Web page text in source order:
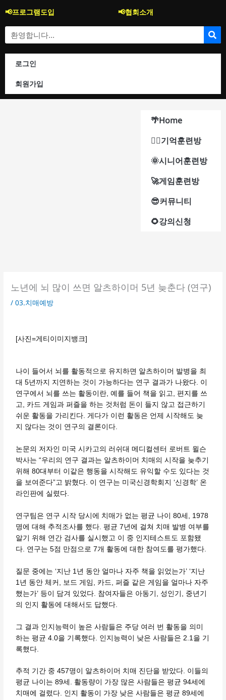
텐
츠
📢프로그램도입
📢협회소개
Search
로그인
회원가입
🌴Home
🐱‍🚀기억훈련방
🌞시니어훈련방
🚀게임훈련방
😎커뮤니티
🌻강의신청
노년에 뇌 많이 쓰면 알츠하이머 5년 늦춘다 (연구)
/03.치매예방
[사진=게티이미지뱅크]
나이 들어서 뇌를 활동적으로 유지하면 알츠하이머 발병을 최
대 5년까지 지연하는 것이 가능하다는 연구 결과가 나왔다. 이
연구에서 뇌를 쓰는 활동이란, 예를 들어 책을 읽고, 편지를 쓰
고, 카드 게임과 퍼즐을 하는 것처럼 돈이 들지 않고 접근하기
쉬운 활동을 가리킨다. 게다가 이런 활동은 언제 시작해도 늦
지 않다는 것이 연구의 결론이다.
논문의 저자인 미국 시카고의 러쉬대 메디컬센터 로버트 윌슨
박사는 “우리의 연구 결과는 알츠하이머 치매의 시작을 늦추기
위해 80대부터 이같은 행동을 시작해도 유익할 수도 있다는 것
을 보여준다”고 밝혔다. 이 연구는 미국신경학회지 ‘신경학’ 온
라인판에 실렸다.
연구팀은 연구 시작 당시에 치매가 없는 평균 나이 80세, 1978
명에 대해 추적조사를 했다. 평균 7년에 걸쳐 치매 발병 여부를
알기 위해 연간 검사를 실시했고 이 중 인지테스트도 포함됐
다. 연구는 5점 만점으로 7개 활동에 대한 참여도를 평가했다.
질문 중에는 ‘지난 1년 동안 얼마나 자주 책을 읽었는가’ ‘지난
1년 동안 체커, 보드 게임, 카드, 퍼즐 같은 게임을 얼마나 자주
했는가’ 등이 담겨 있었다. 참여자들은 아동기, 성인기, 중년기
의 인지 활동에 대해서도 답했다.
그 결과 인지능력이 높은 사람들은 주당 여러 번 활동을 의미
하는 평균 4.0을 기록했다. 인지능력이 낮은 사람들은 2.1을 기
록했다.
추적 기간 중 457명이 알츠하이머 치매 진단을 받았다. 이들의
평균 나이는 89세. 활동량이 가장 많은 사람들은 평균 94세에
치매에 걸렸다. 인지 활동이 가장 낮은 사람들은 평균 89세에